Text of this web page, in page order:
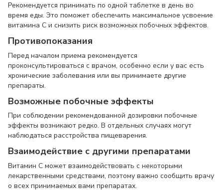
Рекомендуется принимать по одной таблетке в день во
время еды. Это поможет обеспечить максимальное усвоение
витамина C и снизить риск возможных побочных эффектов.
Противопоказания
Перед началом приема рекомендуется
проконсультироваться с врачом, особенно если у вас есть
хронические заболевания или вы принимаете другие
препараты.
Возможные побочные эффекты
При соблюдении рекомендованной дозировки побочные
эффекты возникают редко. В отдельных случаях могут
наблюдаться расстройства пищеварения.
Взаимодействие с другими препаратами
Витамин C может взаимодействовать с некоторыми
лекарственными средствами, поэтому важно сообщить врачу
о всех принимаемых вами препаратах.